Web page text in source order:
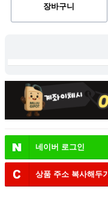
네이버 로그인
상품 주소 복사해두기